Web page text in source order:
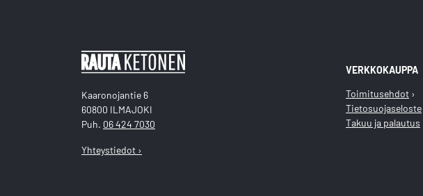
Kaaronojantie 6
60800 ILMAJOKI
Puh. 06 424 7030
Yhteystiedot ›
VERKKOKAUPPA
Toimitusehdot
Tietosuojaseloste
Takuu ja palautus